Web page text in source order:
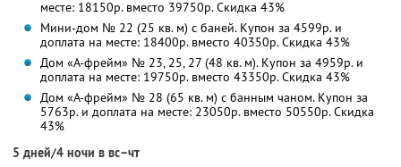
месте: 18150р. вместо 39750р. Скидка 43%
Мини-дом № 22 (25 кв. м) с баней. Купон за 4599р. и
доплата на месте: 18400р. вместо 40350р. Скидка 43%
Дом «А-фрейм» № 23, 25, 27 (48 кв. м). Купон за 4959р. и
доплата на месте: 19750р. вместо 43350р. Скидка 43%
Дом «А-фрейм» № 28 (65 кв. м) с банным чаном. Купон за
5763р. и доплата на месте: 23050р. вместо 50550р. Скидка
43%
5 дней/4 ночи в вс–чт